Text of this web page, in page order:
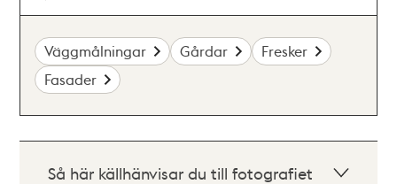
Väggmålningar Gårdar
Fresker
Fasader
Så här källhänvisar du till fotografiet